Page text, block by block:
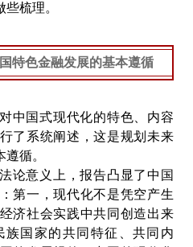
梳理。
特色金融发展的基本遵循
中国式现代化的特色、内容
了系统阐述，这是规划未来
循。
论意义上，报告凸显了中国
第一，现代化不是凭空产生
济社会实践中共同创造出来
族国家的共同特征、共同内